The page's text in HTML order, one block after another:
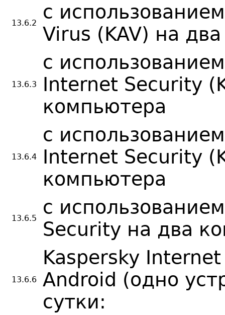
13.6.2
с
Virus (KAV) на
13.6.3
с
Internet Security
компьютера
13.6.4
с
Internet Security
компьютера
13.6.5
с
Security на два
13.6.6
Kaspersky
Android (одно
сутки: